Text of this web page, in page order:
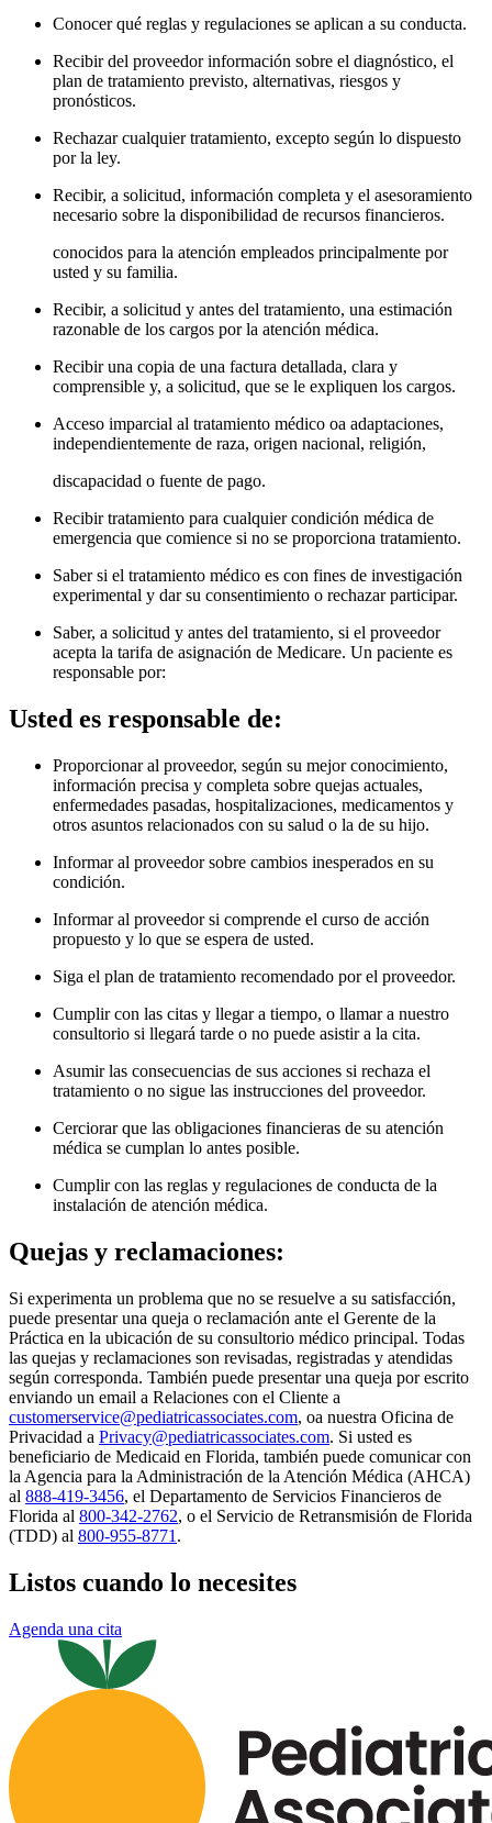
Conocer qué reglas y regulaciones se aplican a su conducta.
Recibir del proveedor información sobre el diagnóstico, el
plan de tratamiento previsto, alternativas, riesgos y
pronósticos.
Rechazar cualquier tratamiento, excepto según lo dispuesto
por la ley.
Recibir, a solicitud, información completa y el asesoramiento
necesario sobre la disponibilidad de recursos financieros.
conocidos para la atención empleados principalmente por
usted y su familia.
Recibir, a solicitud y antes del tratamiento, una estimación
razonable de los cargos por la atención médica.
Recibir una copia de una factura detallada, clara y
comprensible y, a solicitud, que se le expliquen los cargos.
Acceso imparcial al tratamiento médico oa adaptaciones,
independientemente de raza, origen nacional, religión,
discapacidad o fuente de pago.
Recibir tratamiento para cualquier condición médica de
emergencia que comience si no se proporciona tratamiento.
Saber si el tratamiento médico es con fines de investigación
experimental y dar su consentimiento o rechazar participar.
Saber, a solicitud y antes del tratamiento, si el proveedor
acepta la tarifa de asignación de Medicare. Un paciente es
responsable por:
Usted es responsable de:
Proporcionar al proveedor, según su mejor conocimiento,
información precisa y completa sobre quejas actuales,
enfermedades pasadas, hospitalizaciones, medicamentos y
otros asuntos relacionados con su salud o la de su hijo.
Informar al proveedor sobre cambios inesperados en su
condición.
Informar al proveedor si comprende el curso de acción
propuesto y lo que se espera de usted.
Siga el plan de tratamiento recomendado por el proveedor.
Cumplir con las citas y llegar a tiempo, o llamar a nuestro
consultorio si llegará tarde o no puede asistir a la cita.
Asumir las consecuencias de sus acciones si rechaza el
tratamiento o no sigue las instrucciones del proveedor.
Cerciorar que las obligaciones financieras de su atención
médica se cumplan lo antes posible.
Cumplir con las reglas y regulaciones de conducta de la
instalación de atención médica.
Quejas y reclamaciones:
Si experimenta un problema que no se resuelve a su satisfacción,
puede presentar una queja o reclamación ante el Gerente de la
Práctica en la ubicación de su consultorio médico principal. Todas
las quejas y reclamaciones son revisadas, registradas y atendidas
según corresponda. También puede presentar una queja por escrito
enviando un email a Relaciones con el Cliente a
customerservice@pediatricassociates.com, oa nuestra Oficina de
Privacidad a Privacy@pediatricassociates.com. Si usted es
beneficiario de Medicaid en Florida, también puede comunicar con
la Agencia para la Administración de la Atención Médica (AHCA)
al 888-419-3456, el Departamento de Servicios Financieros de
Florida al 800-342-2762, o el Servicio de Retransmisión de Florida
(TDD) al 800-955-8771 .
Listos cuando lo necesites
Agenda una cita